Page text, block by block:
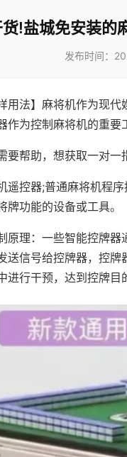
!盐城免安装的
发布时间：
用法】麻将机作为现
作为控制麻将机的重要
要帮助，想获取一对
遥控器;普通麻将机程
功能的设备或工具。
原理：一些智能控牌
送信号给控牌器，控
行干预，达到控牌目